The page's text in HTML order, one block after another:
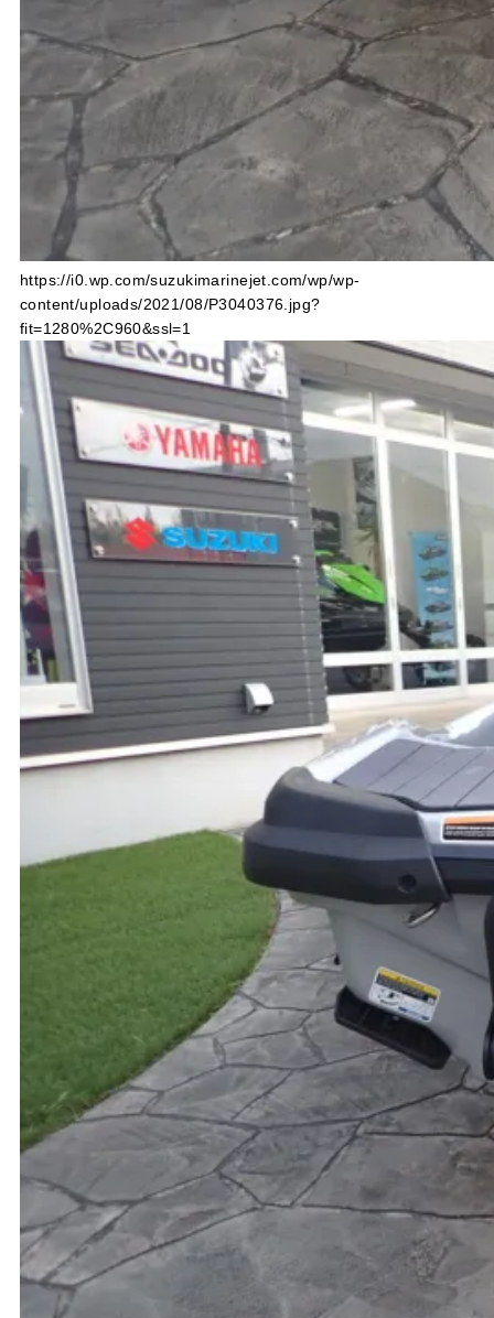
https://i0.wp.com/suzukimarinejet.com/wp/wp-
content/uploads/2021/08/P3040376.jpg?
fit=1280%2C960&ssl=1